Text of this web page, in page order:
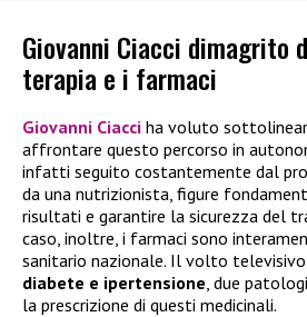
Giovanni Ciacci dimagrito
terapia e i farmaci
Giovanni Ciacci ha voluto
affrontare questo percorso in
infatti seguito costantemente dal
da una nutrizionista, figure
risultati e garantire la sicurezza del
caso, inoltre, i farmaci sono
sanitario nazionale. Il volto
diabete e ipertensione , due
la prescrizione di questi medicinali.